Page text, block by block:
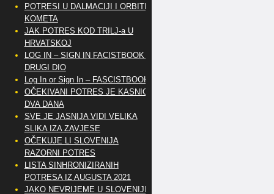
POTRESI U DALMACIJI I ORBITE
KOMETA
JAK POTRES KOD TRILJ-a U
HRVATSKOJ
LOG IN – SIGN IN FACISTBOOK –
DRUGI DIO
Log In or Sign In – FASCISTBOOK
OČEKIVANI POTRES JE KASNIO
DVA DANA
SVE JE JASNIJA VIDI VELIKA
SLIKA IZA ZAVJESE
OČEKUJE LI SLOVENIJA
RAZORNI POTRES
LISTA SINHRONIZIRANIH
POTRESA IZ AUGUSTA 2021
JAKO NEVRIJEME U SLOVENIJI